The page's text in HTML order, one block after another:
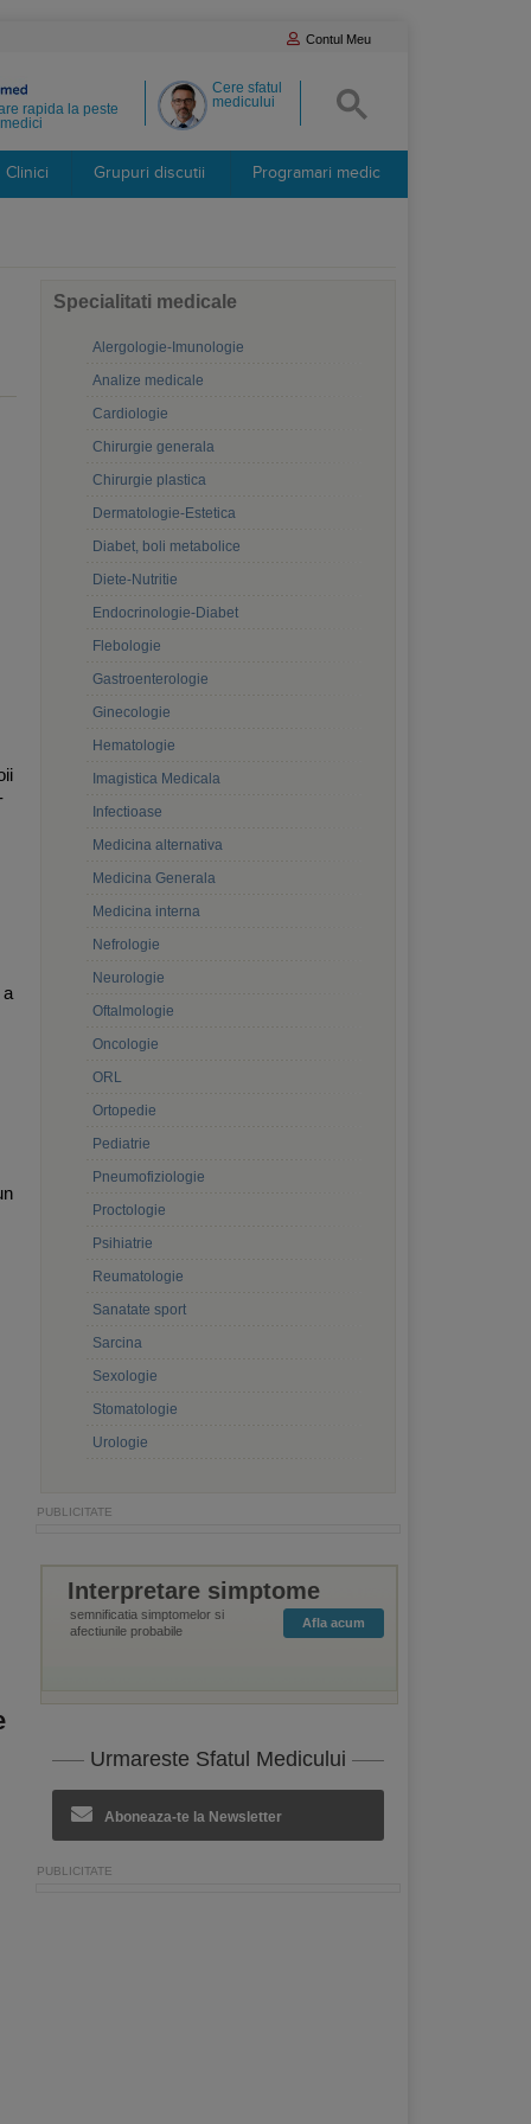
Contul Meu
Cere sfatul
medicului
rapida la peste
Clinici Grupuri discutii Programari medic
a
Specialitati medicale
Alergologie-Imunologie
Analize medicale
Cardiologie
Chirurgie generala
Chirurgie plastica
Dermatologie-Estetica
Diabet, boli metabolice
Diete-Nutritie
Endocrinologie-Diabet
Flebologie
Gastroenterologie
Ginecologie
Hematologie
Imagistica Medicala
Infectioase
Medicina alternativa
Medicina Generala
Medicina interna
Nefrologie
Neurologie
Oftalmologie
Oncologie
ORL
Ortopedie
Pediatrie
Pneumofiziologie
Proctologie
Psihiatrie
Reumatologie
Sanatate sport
Sarcina
Sexologie
Stomatologie
Urologie
Interpretare simptome
semnificatia simptomelor si
afectiunile probabile
Afla acum
Urmareste Sfatul Medicului
Aboneaza-te la Newsletter